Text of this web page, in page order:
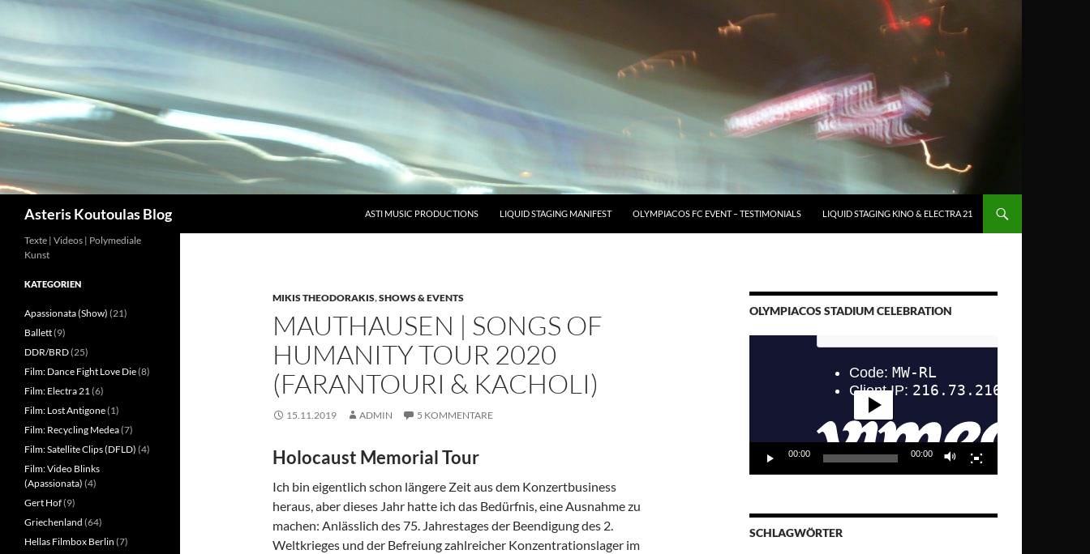
Zum
springen
Asteris Koutoulas Blog ASTI MUSIC PRODUCTIONS LIQUID STAGING MANIFEST OLYMPIACOS FC EVENT – TESTIMONIALS LIQUID STAGING KINO & ELECTRA 21
MIKIS THEODORAKIS,SHOWS & EVENTS
MAUTHAUSEN | SONGS OF
HUMANITY TOUR 2020
(FARANTOURI & KACHOLI)
15.11.2019 ADMIN 5 KOMMENTARE
Holocaust Memorial Tour
Ich bin eigentlich schon längere Zeit aus dem Konzertbusiness
heraus, aber dieses Jahr hatte ich das Bedürfnis, eine Ausnahme zu
machen: Anlässlich des 75. Jahrestages der Beendigung des 2.
Weltkrieges und der Befreiung zahlreicher Konzentrationslager im
OLYMPIACOS STADIUM CELEBRATION
00:00 00:00
SCHLAGWÖRTER
Texte | Videos | Polymediale
Kunst
KATEGORIEN
Apassionata (Show) (21)
Ballett(9)
DDR/BRD(25)
Film: Dance Fight Love Die(8)
Film: Electra 21(6)
Film: Lost Antigone(1)
Film: Recycling Medea(7)
Film: Satellite Clips (DFLD) (4)
Film: Video Blinks
(Apassionata) (4)
Gert Hof(9)
Griechenland (64)
Hellas Filmbox Berlin (7)